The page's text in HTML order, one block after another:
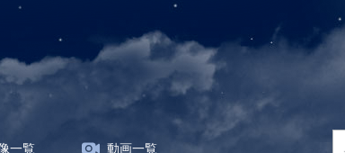
一覧 動画一覧